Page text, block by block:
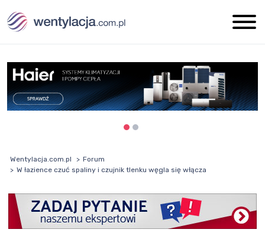
Wentylacja.com.pl
Forum
W łazience czuć spaliny i czujnik tlenku węgla się włącza